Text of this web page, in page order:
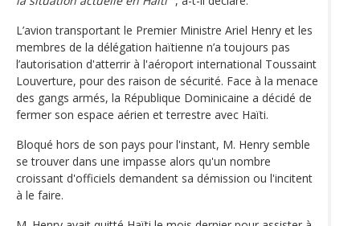
L’avion transportant le Premier Ministre Ariel Henry et les
membres de la délégation haïtienne n’a toujours pas
l’autorisation d'atterrir à l'aéroport international Toussaint
Louverture, pour des raison de sécurité. Face à la menace
des gangs armés, la République Dominicaine a décidé de
fermer son espace aérien et terrestre avec Haïti.
Bloqué hors de son pays pour l'instant, M. Henry semble
se trouver dans une impasse alors qu'un nombre
croissant d'officiels demandent sa démission ou l'incitent
à le faire.